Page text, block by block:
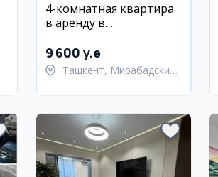
4-комнатная квартира
в аренду в
(м. Ойбек)
9 600 y.e
Ташкент, Мирабадский